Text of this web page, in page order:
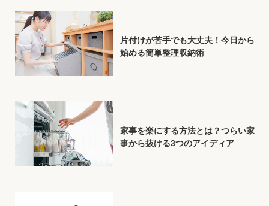
片付けが苦手でも大丈夫！今日から
始める簡単整理収納術
家事を楽にする方法とは？つらい家
事から抜ける3つのアイディア